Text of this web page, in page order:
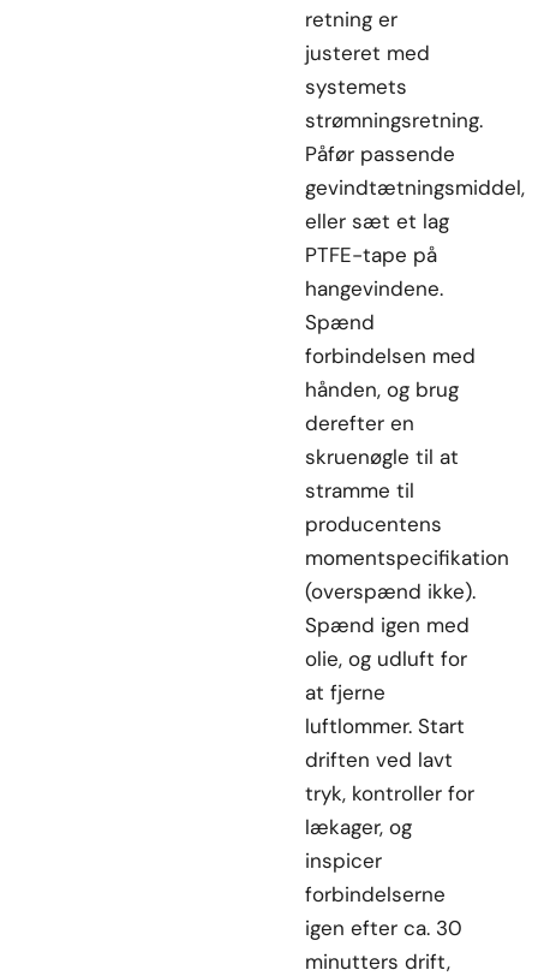
retning er
justeret med
systemets
strømningsretning.
Påfør passende
gevindtætningsmiddel,
eller sæt et lag
PTFE-tape på
hangevindene.
Spænd
forbindelsen med
hånden, og brug
derefter en
skruenøgle til at
stramme til
producentens
momentspecifikation
(overspænd ikke).
Spænd igen med
olie, og udluft for
at fjerne
luftlommer. Start
driften ved lavt
tryk, kontroller for
lækager, og
inspicer
forbindelserne
igen efter ca. 30
minutters drift,